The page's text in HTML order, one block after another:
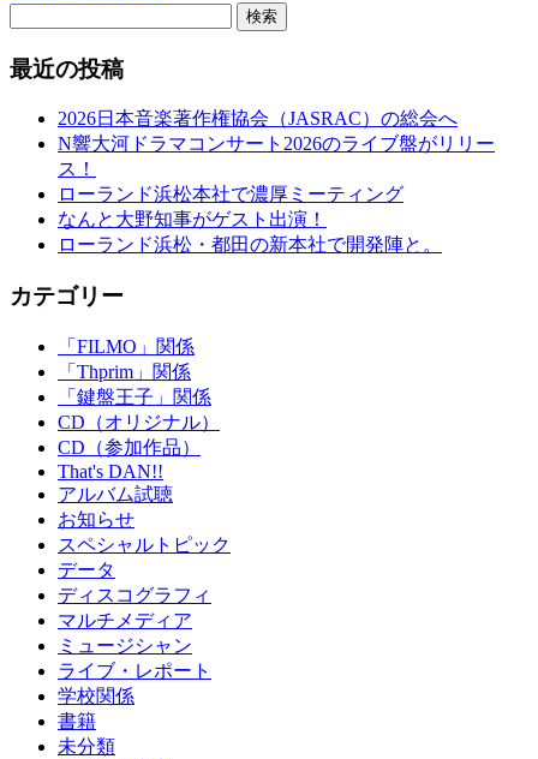
検索
最近の投稿
2026日本音楽著作権協会（JASRAC）の総会へ
N響大河ドラマコンサート2026のライブ盤がリリー
ス！
ローランド浜松本社で濃厚ミーティング
なんと大野知事がゲスト出演！
ローランド浜松・都田の新本社で開発陣と。
カテゴリー
「FILMO」関係
「Thprim」関係
「鍵盤王子」関係
CD（オリジナル）
CD（参加作品）
That's DAN!!
アルバム試聴
お知らせ
スペシャルトピック
データ
ディスコグラフィ
マルチメディア
ミュージシャン
ライブ・レポート
学校関係
書籍
未分類